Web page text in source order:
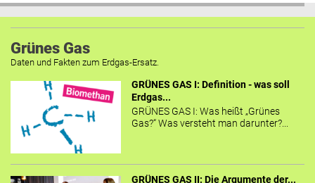
Grünes Gas
Daten und Fakten zum Erdgas-Ersatz.
GRÜNES GAS I: Definition - was soll
Erdgas...
GRÜNES GAS I: Was heißt „Grünes
Gas?“ Was versteht man darunter?...
GRÜNES GAS II: Die Argumente der...